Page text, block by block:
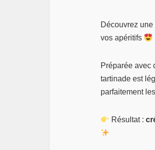
Découvrez une
vos apéritifs
Préparée avec
tartinade est
parfaitement
Résultat :